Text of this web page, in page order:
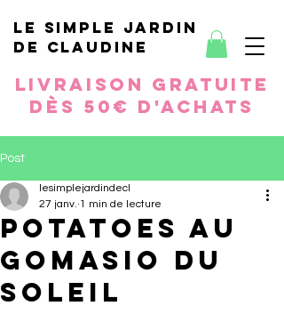
le simple jardin
de Claudine
Livraison gratuite
dès 50€ d'achats
Post
Potatoes AU
GOMASIO DU
SOLEIL
lesimplejardindecl
27 janv. 1 min de lecture